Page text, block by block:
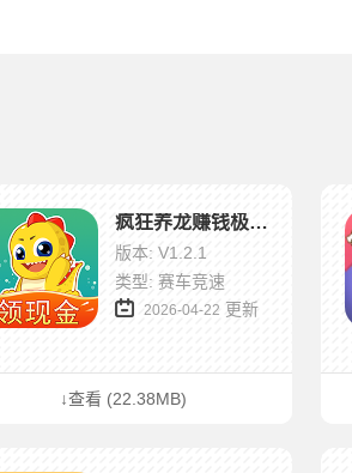
疯狂养龙赚钱极速版
版本: V1.2.1
类型: 赛车竞速
2026-04-22 更新
↓查看 (22.38MB)